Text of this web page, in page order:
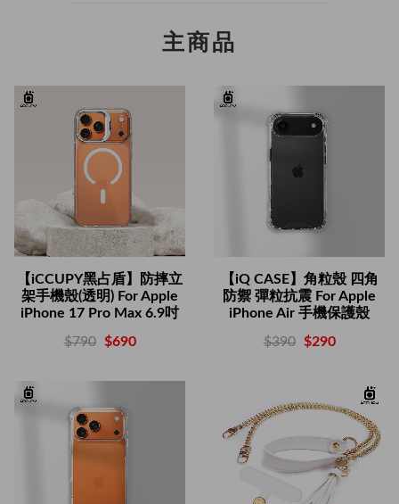
主商品
【iCCUPY黑占盾】防摔立
架手機殼(透明) For Apple
iPhone 17 Pro Max 6.9吋
$790 $690
【iQ CASE】角粒殼 四角
防禦 彈粒抗震 For Apple
iPhone Air 手機保護殼
$390 $290